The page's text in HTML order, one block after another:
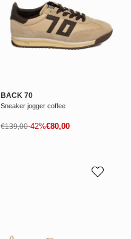
BACK 70
Sneaker jogger coffee
Prezzo di vendita
€80,00
Prezzo normale
€139,00-42%